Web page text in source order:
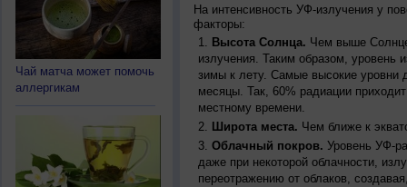
Чай матча может помочь
аллергикам
На интенсивность УФ-излучения у
факторы:
Высота Солнца. Чем выше
излучения. Таким образом, уровень
зимы к лету. Самые высокие уровни
месяцы. Так, 60% радиации
местному времени.
Широта места. Чем ближе к
Облачный покров. Уровень УФ-
даже при некоторой облачности,
переотражению от облаков,